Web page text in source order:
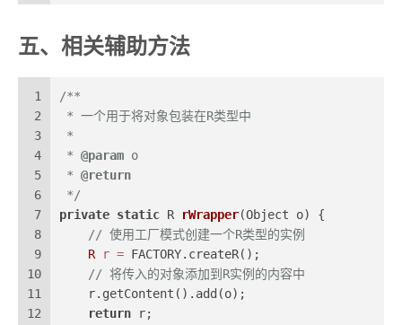
五、相关辅助方法
1
2
3
4
5
6
7
8
9
10
11
12
/**
* 一个用于将对象包装在R类型中
*
* @param o
* @return
*/
private static R rWrapper(Object o)
{
// 使用工厂模式创建一个R类型的实例
R
r = FACTORY.createR();
// 将传入的对象添加到R实例的内容中
    r.getContent().add(o);
return r;